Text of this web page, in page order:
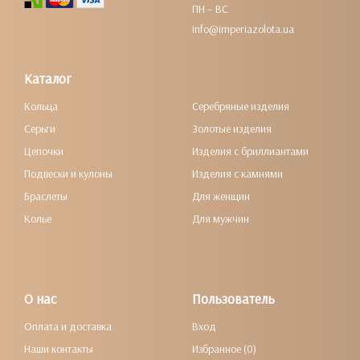
ПН – ВС
info@imperiazolota.ua
Каталог
Кольца
Серьги
Цепочки
Подвески и кулоны
Браслеты
Колье
Серебряные изделия
Золотые изделия
Изделия с бриллиантами
Изделия с камнями
Для женщин
Для мужчин
О нас
Оплата и доставка
Наши контакты
Пользователь
Вход
Избранное (0)